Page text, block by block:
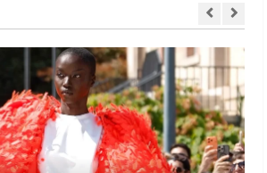
Renata Caixeta assume Movimento
Sou de Algodão
5 de agosto de 2026